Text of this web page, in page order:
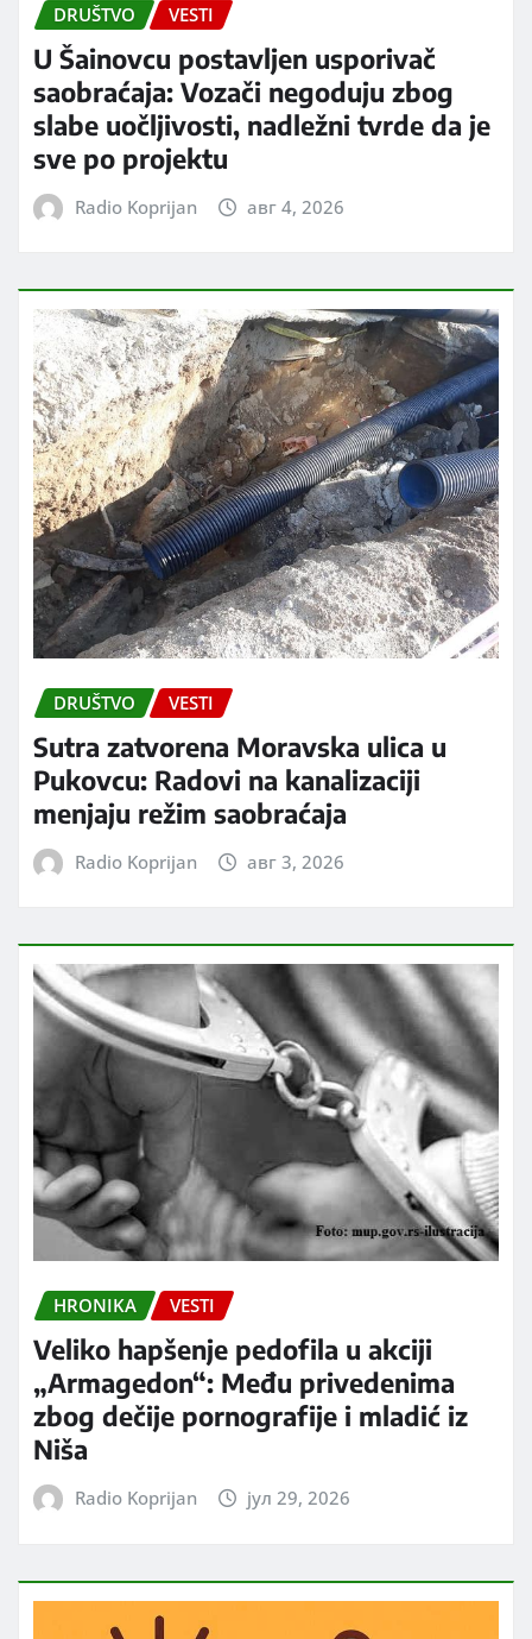
DRUŠTVO VESTI
U Šainovcu postavljen usporivač
saobraćaja: Vozači negoduju zbog
slabe uočljivosti, nadležni tvrde da je
sve po projektu
Radio Koprijan авг 4, 2026
DRUŠTVO VESTI
Sutra zatvorena Moravska ulica u
Pukovcu: Radovi na kanalizaciji
menjaju režim saobraćaja
Radio Koprijan авг 3, 2026
HRONIKA VESTI
Veliko hapšenje pedofila u akciji
„Armagedon“: Među privedenima
zbog dečije pornografije i mladić iz
Niša
Radio Koprijan јул 29, 2026